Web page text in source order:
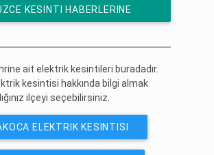
KESINTI HABERLERINE
ait elektrik kesintileri buradadır.
kesintisi hakkında bilgi almak
ilçeyi seçebilirsiniz.
ELEKTRIK KESINTISI